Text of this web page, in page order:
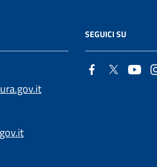
SEGUICI SU